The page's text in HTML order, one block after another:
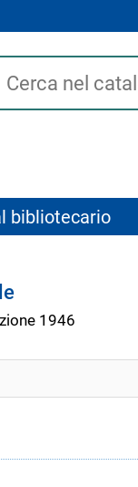
su "Catalogo"
bibliotecario
1946